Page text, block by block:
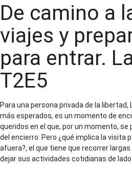
De camino a
viajes y
para entrar.
T2E5
Para una persona privada de la libertad,
más esperados, es un momento de
queridos en el que, por un momento,
del encierro. Pero ¿qué implica la visita
afuera?, el que tiene que recorrer
dejar sus actividades cotidianas de